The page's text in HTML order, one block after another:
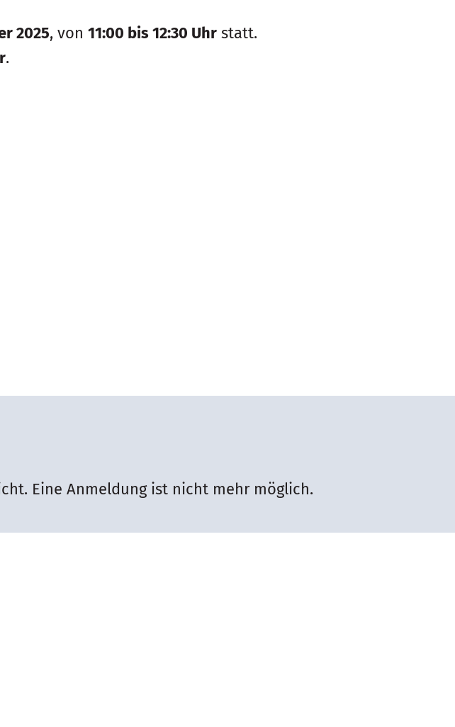
2025, von 11:00 bis 12:30 Uhr statt.
.
Eine Anmeldung ist nicht mehr möglich.